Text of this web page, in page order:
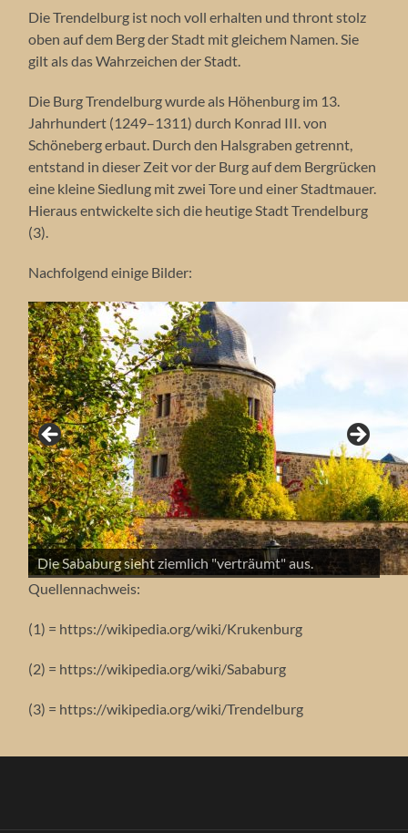
Die Trendelburg ist noch voll erhalten und thront stolz
oben auf dem Berg der Stadt mit gleichem Namen. Sie
gilt als das Wahrzeichen der Stadt.
Die Burg Trendelburg wurde als Höhenburg im 13.
Jahrhundert (1249–1311) durch Konrad III. von
Schöneberg erbaut. Durch den Halsgraben getrennt,
entstand in dieser Zeit vor der Burg auf dem Bergrücken
eine kleine Siedlung mit zwei Tore und einer Stadtmauer.
Hieraus entwickelte sich die heutige Stadt Trendelburg
(3).
Nachfolgend einige Bilder:
Die Trendelburg während des Lichterfests.
Die Sababurg sieht ziemlich "verträumt" aus.
Die Trendelburg mit Supermond.
Die Trendelburg bei Sonnenaufgang.
Die Krukenburg ist eine Ruine.
Die Sababurg im Herbst.
Die Trendelburg beim spektakulären
Sonnenuntergang.
Die Trendelburg mit Abendrot.
Quellennachweis:
(1) = https://wikipedia.org/wiki/Krukenburg
(2) = https://wikipedia.org/wiki/Sababurg
(3) = https://wikipedia.org/wiki/Trendelburg